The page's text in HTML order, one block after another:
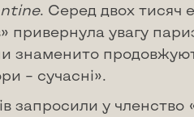
. Серед двох тисяч
привернула увагу
знаменито
– сучасні».
запросили у членство